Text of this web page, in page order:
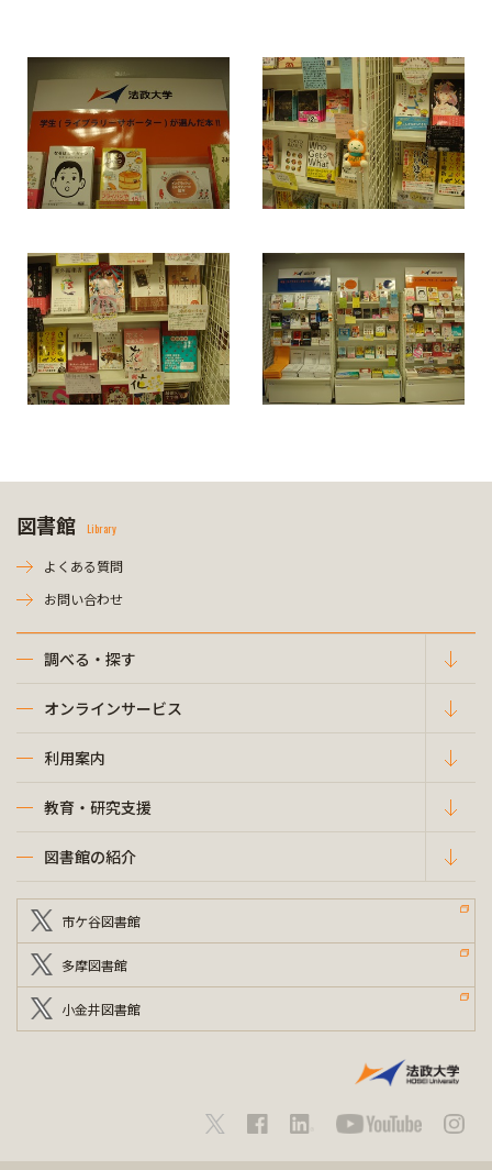
図書館 Library
よくある質問
お問い合わせ
調べる・探す
オンラインサービス
利用案内
教育・研究支援
図書館の紹介
市ケ谷図書館
多摩図書館
小金井図書館